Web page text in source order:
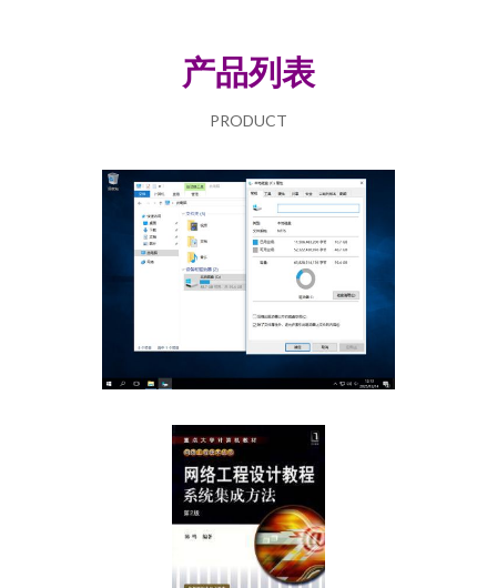
产品列表
PRODUCT